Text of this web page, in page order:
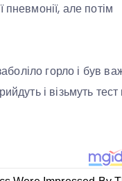
але потім
горло і був
і візьмуть